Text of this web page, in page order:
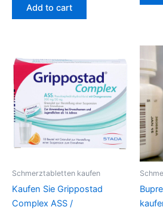
Add to cart
Schmerztabletten kaufen
Kaufen Sie Grippostad
Complex ASS /